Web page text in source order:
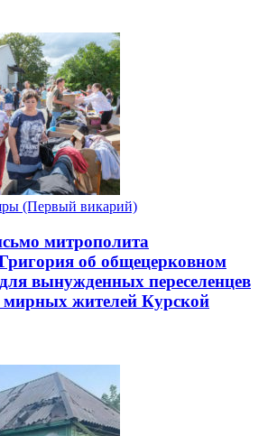
(Первый викарий)
митрополита
об общецерковном
вынужденных переселенцев
мирных жителей Курской